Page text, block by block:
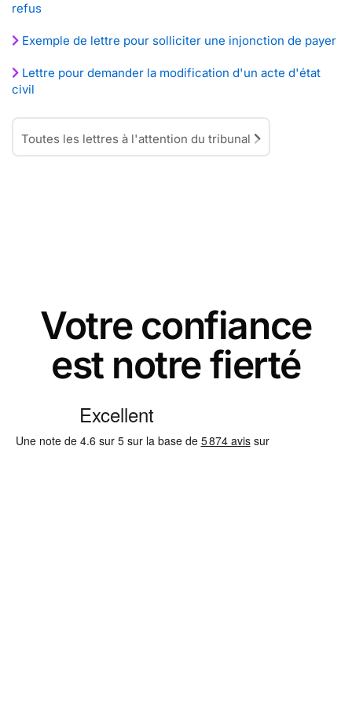
refus
Exemple de lettre pour solliciter une injonction de payer
Lettre pour demander la modification d'un acte d'état
civil
Toutes les lettres à l'attention du tribunal
Votre confiance
est notre fierté